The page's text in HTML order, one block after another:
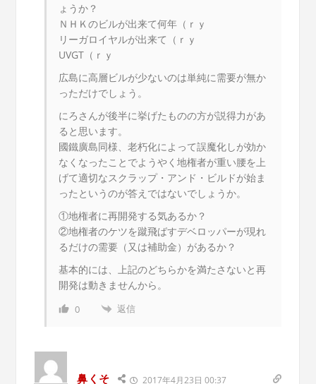
ょうか？
ＮＨＫのビルが出来て何年（ｒｙ
リーガロイヤルが出来て（ｒｙ
UVGT（ｒｙ
広島に高層ビルが少ないのは単純に需要が無か
っただけでしょう。
にろさんが後半に挙げたものの方が説得力があ
ると思います。
國鐵廣島同様、老朽化によって誤魔化しが効か
なくなったことでようやく地権者が重い腰を上
げて適切なスクラップ・アンド・ビルドが始ま
ったというのが答えではないでしょうか。
①地権者に再開発する気あるか？
②地権者のケツを蹴飛ばすデベロッパーが現れ
るだけの需要（又は補助金）があるか？
基本的には、上記のどちらかを満たさないと再
開発は動きませんから。
0 返信
鼻くそ 2017年4月23日 00:37